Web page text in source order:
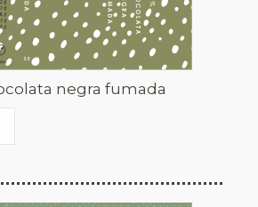
negra fumada